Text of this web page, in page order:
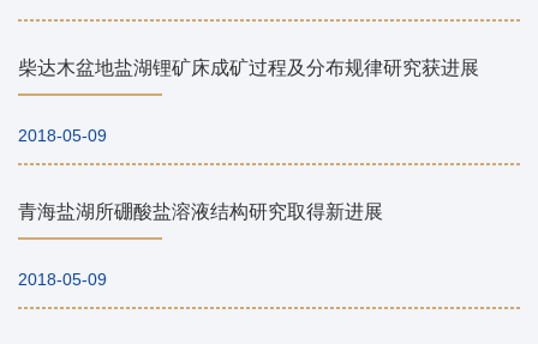
柴达木盆地盐湖锂矿床成矿过程及分布规律研究获进展
2018-05-09
青海盐湖所硼酸盐溶液结构研究取得新进展
2018-05-09